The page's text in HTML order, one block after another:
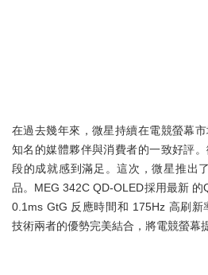
在過去幾年來，微星持續在電競螢幕
知名的媒體夥伴與消費者的一致好評
段的成就感到滿足。這次，微星推出
品。MEG 342C QD-OLED採用最新 的
0.1ms GtG 反應時間和 175Hz 高刷
技術兩者的優勢完美結合，將電競螢幕